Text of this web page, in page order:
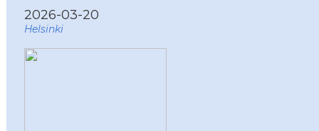
2026-03-20
Helsinki